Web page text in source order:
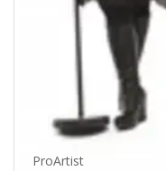
ProArtist